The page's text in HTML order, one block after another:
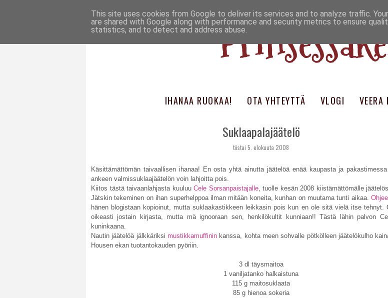
IHANAA RUOKAA! OTA YHTEYTTÄ VLOGI VEERA
Suklaapalajäätelö
tiistai 5. elokuuta 2008
Käsittämättömän taivaallisen ihanaa! En osta yhtä ainutta jäätelöä enää kaupasta ja
ankeen valmissuklaajäätelön voin lahjoitta pois.
Kiitos tästä taivaanlahjasta kuuluu Cele Sorsanpaistajalle, tuolle kesän 2008 kiistämättömälle
Jätskin tekeminen on ihan superhelppoa ilman mitään koneita, kunhan on muutama tunti aikaa.
hänen blogistaan kopioinut, mutta suklaakastikkeen leikkasin pois kun en ole sitä vielä itse tehnyt.
oikeasti jostain kirjasta, mutta mä ignooraan sen, henkilökultit kunniaan!! Tästä lähin palvon
kuninkaana.
Nautin jäätelöä jälkkäriksi mustikkamuffinin kanssa, kohta meen sohvalle pötkölleen jäätelökulho
Housen ekan tuotantokauden pyöriin.
3 dl täysmaitoa
1 vaniljatanko halkaistuna
115 g maitosuklaata
85 g hienoa sokeria
This site uses cookies from Google to deliver its services and to analyze traffic.
are shared with Google along with performance and security metrics to ensure
statistics, and to detect and address abuse.